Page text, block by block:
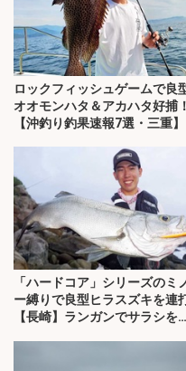
ロックフィッシュゲームで良
オオモンハタ＆アカハタ好捕！
【沖釣り釣果速報7選・三重】
「ハードコア」シリーズのミ
ー縛りで良型ヒラスズキを連
【長崎】ランガンでサラシを攻